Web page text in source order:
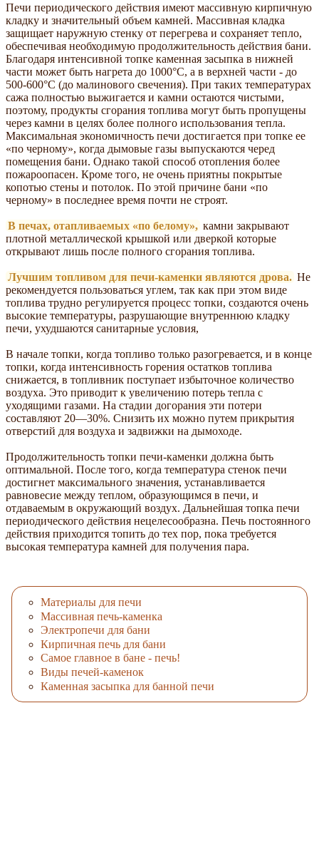
Печи периодического действия имеют массивную кирпичную
кладку и значительный объем камней. Массивная кладка
защищает наружную стенку от перегрева и сохраняет тепло,
обеспечивая необходимую продолжительность действия бани.
Благодаря интенсивной топке каменная засыпка в нижней
части может быть нагрета до 1000°С, а в верхней части - до
500-600°С (до малинового свечения). При таких температурах
сажа полностью выжигается и камни остаются чистыми,
поэтому, продукты сгорания топлива могут быть пропущены
через камни в целях более полного использования тепла.
Максимальная экономичность печи достигается при топке ее
«по черному», когда дымовые газы выпускаются черед
помещения бани. Однако такой способ отопления более
пожароопасен. Кроме того, не очень приятны покрытые
копотью стены и потолок. По этой причине бани «по
черному» в последнее время почти не строят.
В печах, отапливаемых «по белому», камни закрывают
плотной металлической крышкой или дверкой которые
открывают лишь после полного сгорания топлива.
Лучшим топливом для печи-каменки являются дрова. Не
рекомендуется пользоваться углем, так как при этом виде
топлива трудно регулируется процесс топки, создаются очень
высокие температуры, разрушающие внутреннюю кладку
печи, ухудшаются санитарные условия,
В начале топки, когда топливо только разогревается, и в конце
топки, когда интенсивность горения остатков топлива
снижается, в топливник поступает избыточное количество
воздуха. Это приводит к увеличению потерь тепла с
уходящими газами. На стадии догорания эти потери
составляют 20—30%. Снизить их можно путем прикрытия
отверстий для воздуха и задвижки на дымоходе.
Продолжительность топки печи-каменки должна быть
оптимальной. После того, когда температура стенок печи
достигнет максимального значения, устанавливается
равновесие между теплом, образующимся в печи, и
отдаваемым в окружающий воздух. Дальнейшая топка печи
периодического действия нецелесообразна. Печь постоянного
действия приходится топить до тех пор, пока требуется
высокая температура камней для получения пара.
Материалы для печи
Массивная печь-каменка
Электропечи для бани
Кирпичная печь для бани
Самое главное в бане - печь!
Виды печей-каменок
Каменная засыпка для банной печи